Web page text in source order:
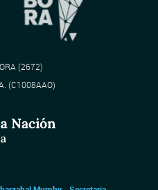
(2672)
(C1008AAO)